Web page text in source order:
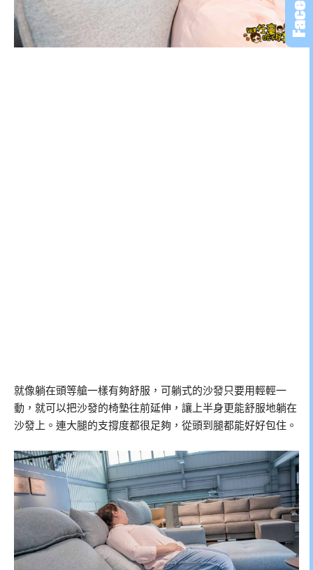
就像躺在頭等艙一樣有夠舒服，可躺式的沙發只要用輕輕一
動，就可以把沙發的椅墊往前延伸，讓上半身更能舒服地躺在
沙發上。連大腿的支撐度都很足夠，從頭到腿都能好好包住。